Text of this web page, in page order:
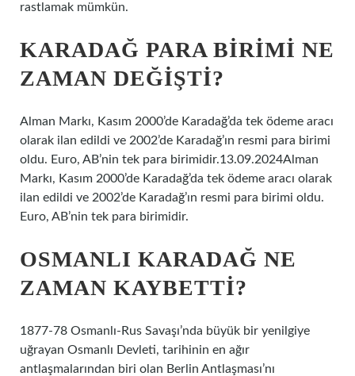
rastlamak mümkün.
KARADAĞ PARA BIRIMI NE
ZAMAN DEĞIŞTI?
Alman Markı, Kasım 2000’de Karadağ’da tek ödeme aracı
olarak ilan edildi ve 2002’de Karadağ’ın resmi para birimi
oldu. Euro, AB’nin tek para birimidir.13.09.2024Alman
Markı, Kasım 2000’de Karadağ’da tek ödeme aracı olarak
ilan edildi ve 2002’de Karadağ’ın resmi para birimi oldu.
Euro, AB’nin tek para birimidir.
OSMANLI KARADAĞ NE
ZAMAN KAYBETTI?
1877-78 Osmanlı-Rus Savaşı’nda büyük bir yenilgiye
uğrayan Osmanlı Devleti, tarihinin en ağır
antlaşmalarından biri olan Berlin Antlaşması’nı